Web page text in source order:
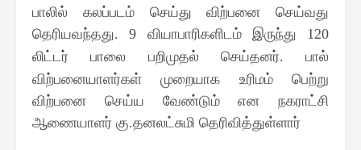
பாலில் கலப்படம் செய்து விற்பனை செய்வது
தெரியவந்தது. 9 வியாபாரிகளிடம் இருந்து 120
லிட்டர் பாலை பறிமுதல் செய்தனர். பால்
விற்பனையாளர்கள் முறையாக உரிமம் பெற்று
விற்பனை செய்ய வேண்டும் என நகராட்சி
ஆணையாளர் கு.தனலட்சுமி தெரிவித்துள்ளார்